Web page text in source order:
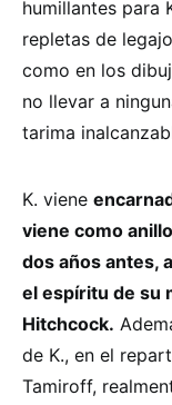
humillantes para
repletas de
como en los
no llevar a
tarima
K. viene
viene como
dos años antes,
el espíritu de su
Hitchcock.
de K., en el
Tamiroff,